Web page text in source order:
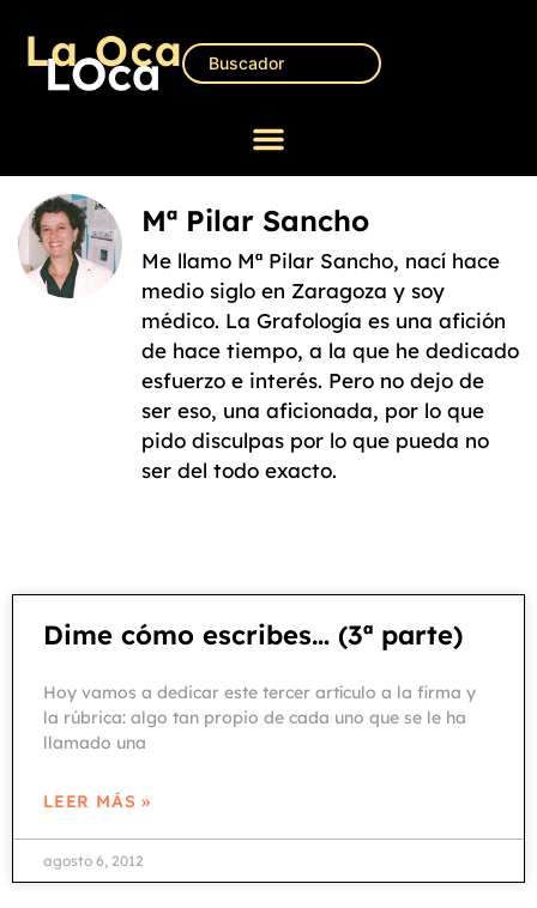
Mª Pilar Sancho
Me llamo Mª Pilar Sancho, nací hace
medio siglo en Zaragoza y soy
médico. La Grafología es una afición
de hace tiempo, a la que he dedicado
esfuerzo e interés. Pero no dejo de
ser eso, una aficionada, por lo que
pido disculpas por lo que pueda no
ser del todo exacto.
Dime cómo escribes… (3ª parte)
Hoy vamos a dedicar este tercer artículo a la firma y
la rúbrica: algo tan propio de cada uno que se le ha
llamado una
LEER MÁS »
agosto 6, 2012